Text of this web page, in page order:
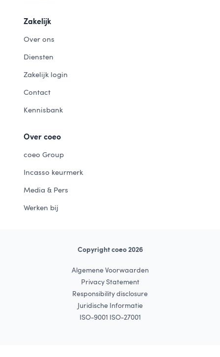
Zakelijk
Over ons
Diensten
Zakelijk login
Contact
Kennisbank
Over coeo
coeo Group
Incasso keurmerk
Media & Pers
Werken bij
Copyright coeo 2026
Algemene Voorwaarden
Privacy Statement
Responsibility disclosure
Juridische Informatie
ISO-9001 ISO-27001